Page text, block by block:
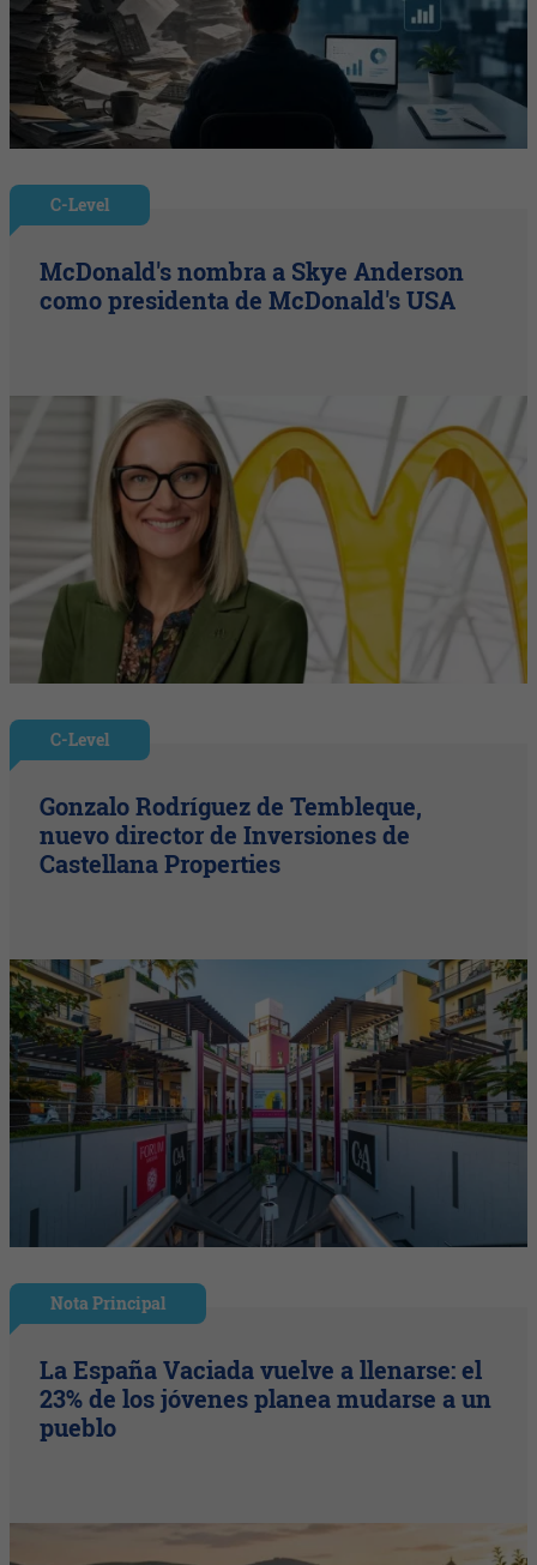
C-Level
McDonald's nombra a Skye Anderson
como presidenta de McDonald's USA
C-Level
Gonzalo Rodríguez de Tembleque,
nuevo director de Inversiones de
Castellana Properties
Nota Principal
La España Vaciada vuelve a llenarse: el
23% de los jóvenes planea mudarse a un
pueblo